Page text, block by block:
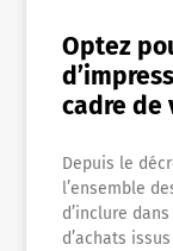
Optez
cadre de
Depuis le
l’ensemble
d’inclure
d’achats